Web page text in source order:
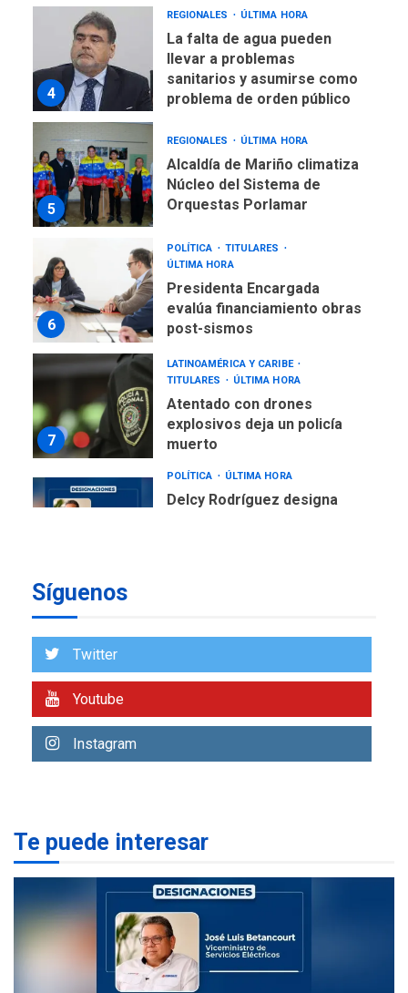
4
REGIONALES ÚLTIMA HORA
La falta de agua pueden
llevar a problemas
sanitarios y asumirse como
problema de orden público
5
REGIONALES ÚLTIMA HORA
Alcaldía de Mariño climatiza
Núcleo del Sistema de
Orquestas Porlamar
6
POLÍTICA
TITULARES
ÚLTIMA HORA
Presidenta Encargada
evalúa financiamiento obras
post-sismos
7
LATINOAMÉRICA Y CARIBE
TITULARES
ÚLTIMA HORA
Atentado con drones
explosivos deja un policía
muerto
POLÍTICA ÚLTIMA HORA
Delcy Rodríguez designa
2
Argentina para despedir a
Funsone benefició a 46
4
REGIONALES
llevar a problemas
sanitarios y asumirse como
problema de orden público
REGIONALES
Síguenos
Twitter
Youtube
Instagram
Te puede interesar